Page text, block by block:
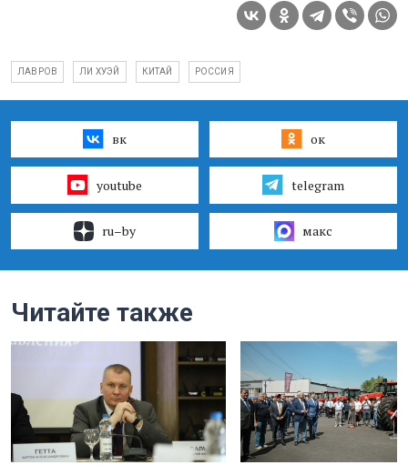
ЛАВРОВ ЛИ ХУЭЙ КИТАЙ РОССИЯ
вк ок
youtube telegram
ru–by макс
Читайте также